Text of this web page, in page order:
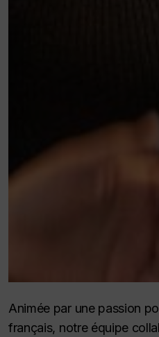
Animée par une passion
français, notre équipe